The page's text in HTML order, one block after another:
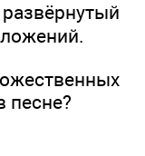
песне?